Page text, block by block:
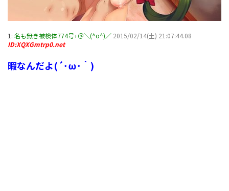
1: 名も無き被検体774号+＠＼(^o^)／ 2015/02/14(土) 21:07:44.08
ID:XQXGmtrp0.net
暇なんだよ(´･ω･｀)